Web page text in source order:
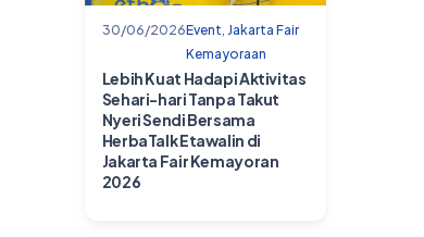
30/06/2026Event Jakarta Fair
Kemayoraan
Lebih Kuat Hadapi Aktivitas
Sehari-hari Tanpa Takut
Nyeri Sendi Bersama
HerbaTalk Etawalin di
Jakarta Fair Kemayoran
2026